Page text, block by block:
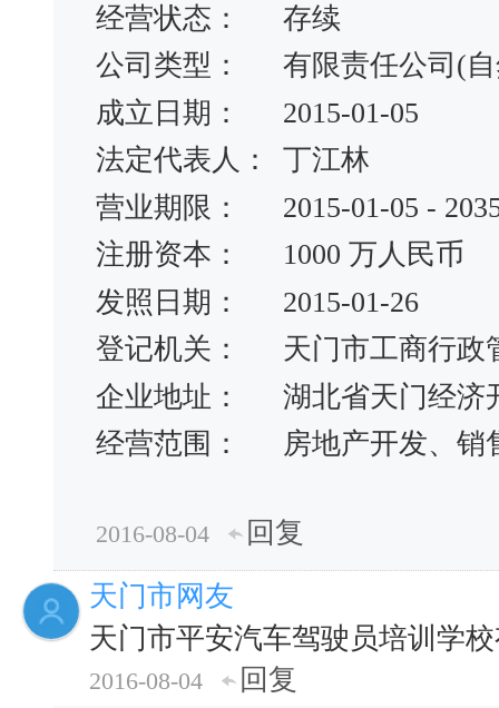
经营状态：
存续
公司类型：
有限责任公司(
成立日期：
2015-01-05
法定代表人：
丁江林
营业期限：
2015-01-05 -
注册资本：
1000 万人民币
发照日期：
2015-01-26
登记机关：
天门市工商行政
企业地址：
湖北省天门经济
经营范围：
房地产开发、销
2016-08-04
回复
天门市网友
天门市平安汽车驾驶员培训学
2016-08-04
回复